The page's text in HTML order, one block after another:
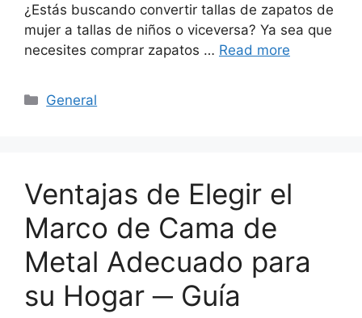
¿Estás buscando convertir tallas de zapatos de
mujer a tallas de niños o viceversa? Ya sea que
necesites comprar zapatos … Read more
Categories
General
Ventajas de Elegir el
Marco de Cama de
Metal Adecuado para
su Hogar ─ Guía